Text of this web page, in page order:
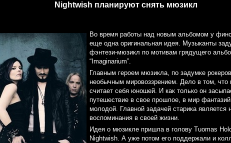
Nightwish планируют снять мюзикл
Во время работы над новым альбомом у
еще одна оригинальная идея. Музыканты
фэнтези-мюзикл по мотивам грядущего
“Imaginarium”.
Главным героем мюзикла, по задумке
необычным мировоззрением. Дело в том, что
считает себя юношей. И как только он
путешествие в свое прошлое, в мир
молодой. Главной задачей старика
воспоминания в своей жизни.
Идея о мюзикле пришла в голову Tuomas
Nightwish. А уже потом его поддержали и